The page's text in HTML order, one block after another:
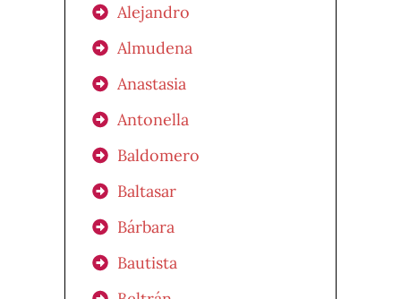
Alejandro
Almudena
Anastasia
Antonella
Baldomero
Baltasar
Bárbara
Bautista